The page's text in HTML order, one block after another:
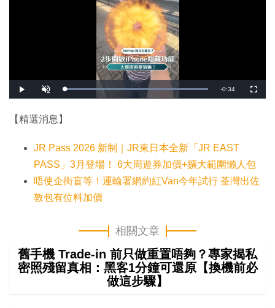
播
放
開
啟
載
0
0
剩
間
-0:34
全
螢
【精選消息】
JR Pass 2026 新制｜JR東日本全新「JR EAST
PASS」3月登場！ 6大周遊券加價+擴大範圍懶人包
唔使企街盲等！運輸署網約紅Van今年試行 荃灣出佐
敦包有位料加價
相關文章
舊手機 Trade-in 前只做重置唔夠？專家揭私
密照殘留真相：黑客1分鐘可還原【換機前必
做這步驟】